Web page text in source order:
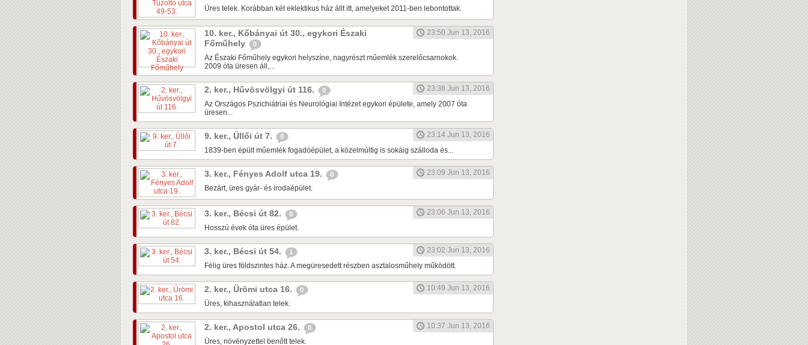
Üres telek. Korábban két eklektikus ház állt itt, amelyeket 2011-ben lebontottak.
10. ker., Kőbányai út 30., egykori Északi
Főműhely
0
23:50 Jun 13, 2016
Az Északi Főműhely egykori helyszíne, nagyrészt műemlék szerelőcsarnokok.
2009 óta üresen áll,...
2. ker., Hűvösvölgyi út 116. 0
23:38 Jun 13, 2016
Az Országos Pszichiátriai és Neurológiai Intézet egykori épülete, amely 2007 óta
üresen...
9. ker., Üllői út 7. 0
23:14 Jun 13, 2016
1839-ben épült műemlék fogadóépület, a közelmúltig is sokáig szálloda és...
3. ker., Fényes Adolf utca 19. 0
23:09 Jun 13, 2016
Bezárt, üres gyár- és irodaépület.
3. ker., Bécsi út 82. 0
23:06 Jun 13, 2016
Hosszú évek óta üres épület.
3. ker., Bécsi út 54. 1
23:02 Jun 13, 2016
Félig üres földszintes ház. A megüresedett részben asztalosműhely működött.
2. ker., Ürömi utca 16. 0
10:49 Jun 13, 2016
Üres, kihasználatlan telek.
2. ker., Apostol utca 26. 0
10:37 Jun 13, 2016
Üres, növényzettel benőtt telek.